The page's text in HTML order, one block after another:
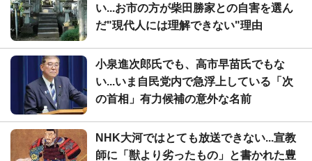
い...お市の方が柴田勝家との自害を選ん
だ"現代人には理解できない"理由
小泉進次郎氏でも、高市早苗氏でもな
い...いま自民党内で急浮上している「次
の首相」有力候補の意外な名前
NHK大河ではとても放送できない...宣教
師に「獣より劣ったもの」と書かれた豊